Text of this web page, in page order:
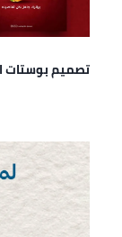
تصميم بوستات